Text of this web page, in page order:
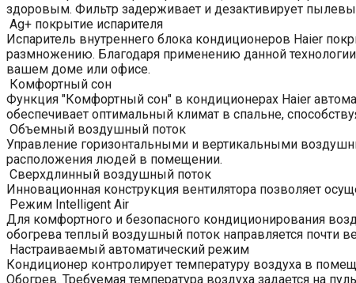
здоровым. Фильтр задерживает и дезактивирует
Ag+ покрытие испарителя
Испаритель внутреннего блока кондиционеров Haier
размножению. Благодаря применению данной
вашем доме или офисе.
Комфортный сон
Функция "Комфортный сон" в кондиционерах Haier
обеспечивает оптимальный климат в спальне,
Объемный воздушный поток
Управление горизонтальными и вертикальными
расположения людей в помещении.
Сверхдлинный воздушный поток
Инновационная конструкция вентилятора позволяет
Режим Intelligent Air
Для комфортного и безопасного кондиционирования
обогрева теплый воздушный поток направляется почти
Настраиваемый автоматический режим
Кондиционер контролирует температуру воздуха в
Обогрев. Требуемая температура воздуха задается на